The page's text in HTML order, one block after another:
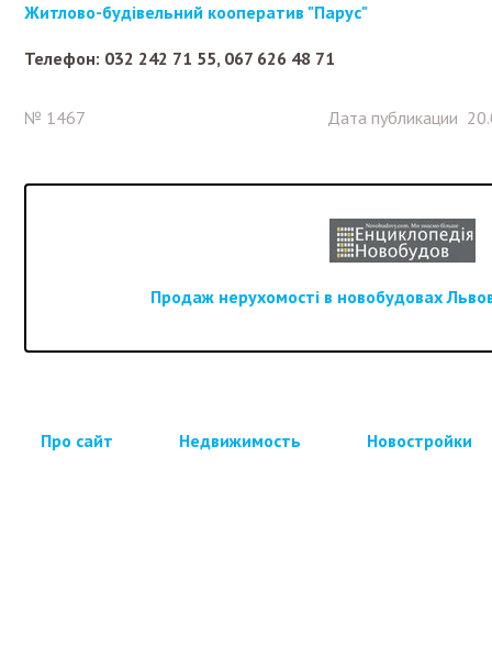
Житлово-будівельний кооператив "Парус"
Телефон: 032 242 71 55, 067 626 48 71
№ 1467 Дата публикации
Продаж нерухомості в новобудовах
Про сайт Недвижимость Новостройки